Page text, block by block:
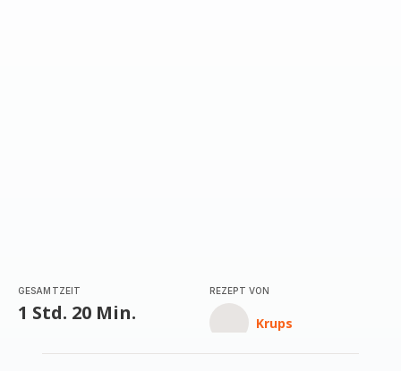
GESAMTZEIT
1 Std. 20 Min.
REZEPT VON
Krups